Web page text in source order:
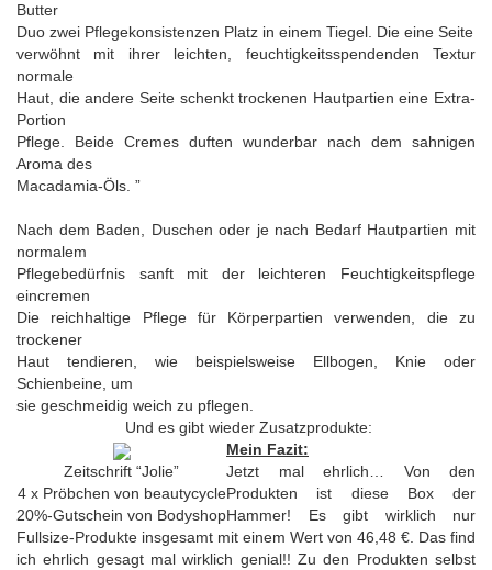
Butter
Duo zwei Pflegekonsistenzen Platz in einem Tiegel. Die eine Seite
verwöhnt mit ihrer leichten, feuchtigkeitsspendenden Textur
normale
Haut, die andere Seite schenkt trockenen Hautpartien eine Extra-
Portion
Pflege. Beide Cremes duften wunderbar nach dem sahnigen
Aroma des
Macadamia-Öls. ”
Nach dem Baden, Duschen oder je nach Bedarf Hautpartien mit
normalem
Pflegebedürfnis sanft mit der leichteren Feuchtigkeitspflege
eincremen
Die reichhaltige Pflege für Körperpartien verwenden, die zu
trockener
Haut tendieren, wie beispielsweise Ellbogen, Knie oder
Schienbeine, um
sie geschmeidig weich zu pflegen.
Und es gibt wieder Zusatzprodukte:
Zeitschrift “Jolie”
4 x Pröbchen von beautycycle
20%-Gutschein von Bodyshop
Mein Fazit:
Jetzt mal ehrlich… Von den
Produkten ist diese Box der
Hammer! Es gibt wirklich nur
Fullsize-Produkte insgesamt mit einem Wert von 46,48 €. Das find
ich ehrlich gesagt mal wirklich genial!! Zu den Produkten selbst